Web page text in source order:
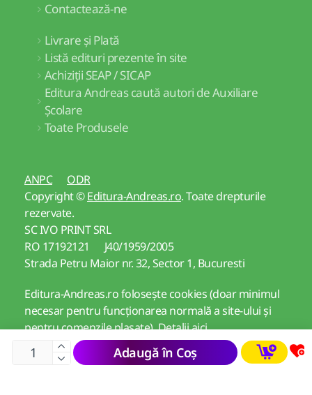
Adaugă în Coș
Contactează-ne
Livrare și Plată
Listă edituri prezente în site
Achiziții SEAP / SICAP
Editura Andreas caută autori de Auxiliare
Școlare
Toate Produsele
ANPC
ODR
Copyright ©Editura-Andreas.ro. Toate drepturile
rezervate.
SC IVO PRINT SRL
RO 17192121 J40/1959/2005
Strada Petru Maior nr. 32, Sector 1, Bucuresti
Editura-Andreas.ro folosește cookies (doar minimul
necesar pentru funcționarea normală a site-ului și
pentru comenzile plasate).Detalii aici